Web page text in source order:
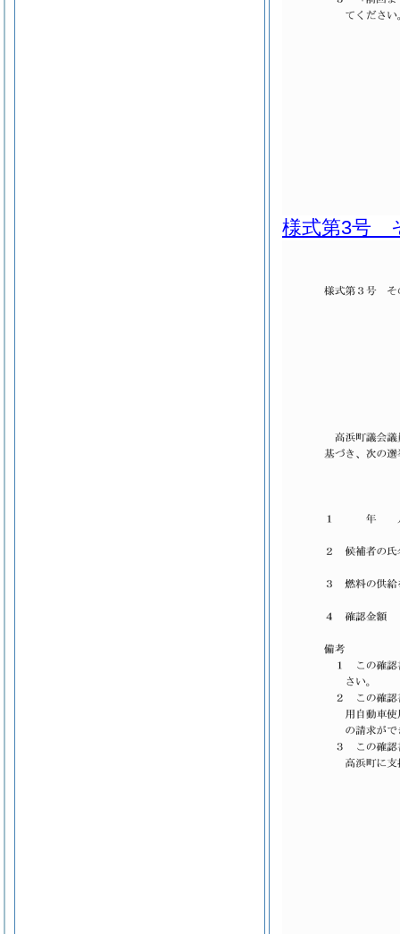
様式第3号